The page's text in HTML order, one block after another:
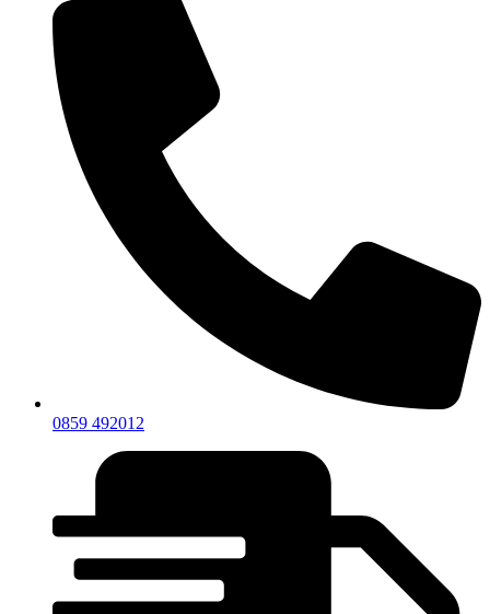
0859 492012